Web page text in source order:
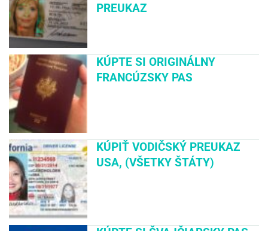
PREUKAZ
KÚPTE SI ORIGINÁLNY
FRANCÚZSKY PAS
KÚPIŤ VODIČSKÝ PREUKAZ
USA, (VŠETKY ŠTÁTY)